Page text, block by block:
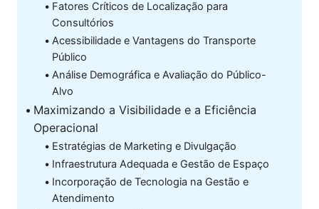
Fatores Críticos de Localização para
Consultórios
Acessibilidade e Vantagens do Transporte
Público
Análise Demográfica e Avaliação do Público-
Alvo
Maximizando a Visibilidade e a Eficiência
Operacional
Estratégias de Marketing e Divulgação
Infraestrutura Adequada e Gestão de Espaço
Incorporação de Tecnologia na Gestão e
Atendimento